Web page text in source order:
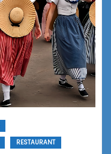
RESTAURANT